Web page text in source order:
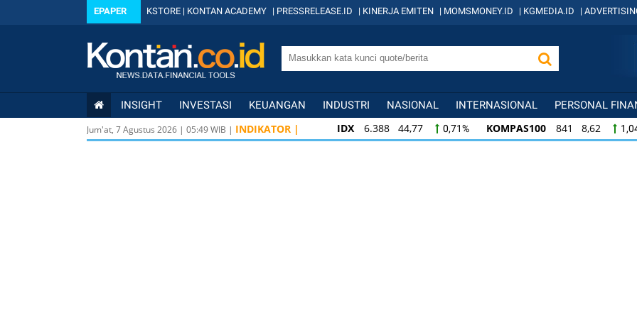
EPAPER KSTORE | KONTAN ACADEMY | PRESSRELEASE.ID | KINERJA EMITEN | MOMSMONEY.ID | KGMEDIA.ID |
INSIGHT INVESTASI KEUANGAN INDUSTRI NASIONAL INTERNASIONAL PERSONAL
Jum'at, 7 Agustus 2026 | 05:49WIB | INDIKATOR | IDX 6.388 44,77 0,71% KOMPAS100 841 8,62
KOMPAS100
841 8,62 1,04% LQ45 638 7,02 1,11%